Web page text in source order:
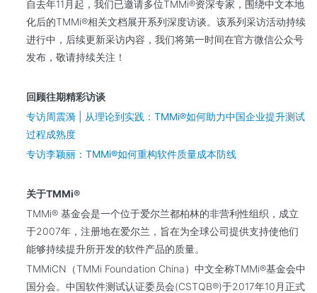
自去年11月起，我们已邀请多位TMMi®资深专家，围绕中文本地
化后的TMMi®相关文档展开系列深度访谈。该系列采访活动持续
进行中，后续更新采访内容，我们将第一时间在官方微信公众号
发布，敬请持续关注！
回顾往期精彩访谈
专访周震漪 | 从理论到实践：TMMi®如何助力中国企业提升测试
过程成熟度
专访李颖丽：TMMi®如何重构软件质量成本防线
关于TMMi®
TMMi® 基金会是一个位于爱尔兰都柏林的非营利性组织，成立
于2007年，注册地在爱尔兰，旨在为全球公司提供支持使他们
能够持续提升所开发的软件产品的质量。
TMMiCN（TMMi Foundation China）中文全称TMMi®基金会中
国分会。中国软件测试认证委员会(CSTQB®)于2017年10月正式